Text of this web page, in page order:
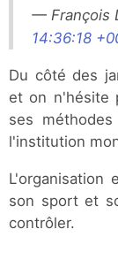
— François
14:36:18
Du côté des
et on n'hésite
ses
l'institution
L'organisation
son sport et
contrôler.